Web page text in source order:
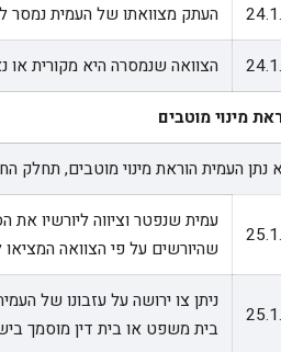
העתק מצוואתו של העמית נמסר
הצוואה שנמסרה היא מקורית או
מינוי מוטבים
נתן העמית הוראת מינוי מוטבים, תחלק
עמית שנפטר וציווה ליורשיו
שהיורשים על פי הצוואה
ניתן צו ירושה על עזבונו של
בית משפט או בית דין מוסמך